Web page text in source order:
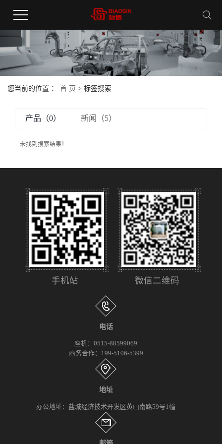
您当前的位置 ： 首 页 > 标签搜索
产品（0） 新闻（5）
未找到搜索结果！
手机站 微信二维码
电话
座机：0515-88599069
商务合作：199-5106-5399
地址
办公地址：盐城经济技术开发区黄山南路59号1幢